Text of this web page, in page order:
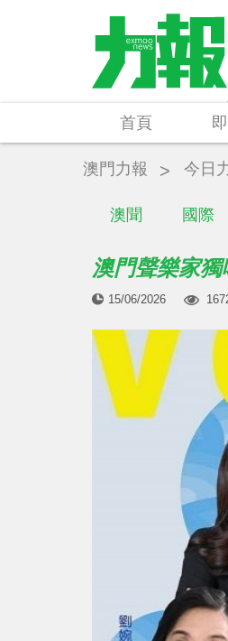
首頁
澳聞 國際
澳門力報 今日
澳門聲樂家
15/06/2026